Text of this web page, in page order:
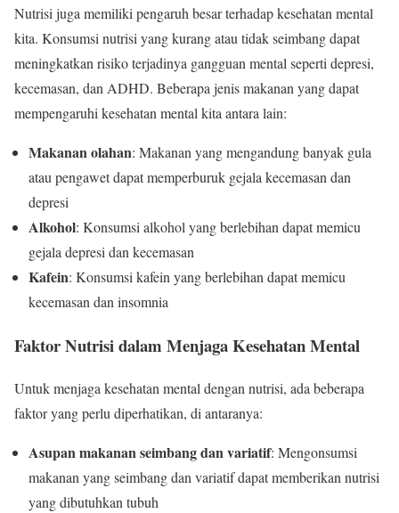
Nutrisi juga memiliki pengaruh besar terhadap kesehatan mental
kita. Konsumsi nutrisi yang kurang atau tidak seimbang dapat
meningkatkan risiko terjadinya gangguan mental seperti depresi,
kecemasan, dan ADHD. Beberapa jenis makanan yang dapat
mempengaruhi kesehatan mental kita antara lain:
Makanan olahan: Makanan yang mengandung banyak gula
atau pengawet dapat memperburuk gejala kecemasan dan
depresi
Alkohol: Konsumsi alkohol yang berlebihan dapat memicu
gejala depresi dan kecemasan
Kafein: Konsumsi kafein yang berlebihan dapat memicu
kecemasan dan insomnia
Faktor Nutrisi dalam Menjaga Kesehatan Mental
Untuk menjaga kesehatan mental dengan nutrisi, ada beberapa
faktor yang perlu diperhatikan, di antaranya:
Asupan makanan seimbang dan variatif: Mengonsumsi
makanan yang seimbang dan variatif dapat memberikan nutrisi
yang dibutuhkan tubuh